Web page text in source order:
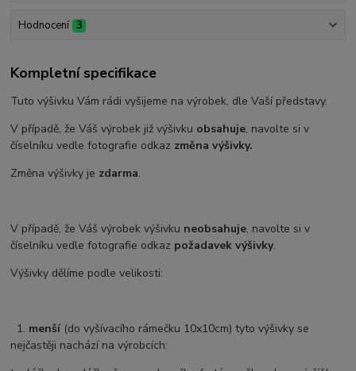
Hodnocení 3
Kompletní specifikace
Tuto výšivku Vám rádi vyšijeme na výrobek, dle Vaší představy.
V případě, že Váš výrobek již výšivku obsahuje, navolte si v
číselníku vedle fotografie odkaz změna výšivky.
Změna výšivky je zdarma.
V případě, že Váš výrobek výšivku neobsahuje, navolte si v
číselníku vedle fotografie odkaz požadavek výšivky.
Výšivky dělíme podle velikosti:
1. menší (do vyšívacího rámečku 10x10cm) tyto výšivky se
nejčastěji nachází na výrobcích: